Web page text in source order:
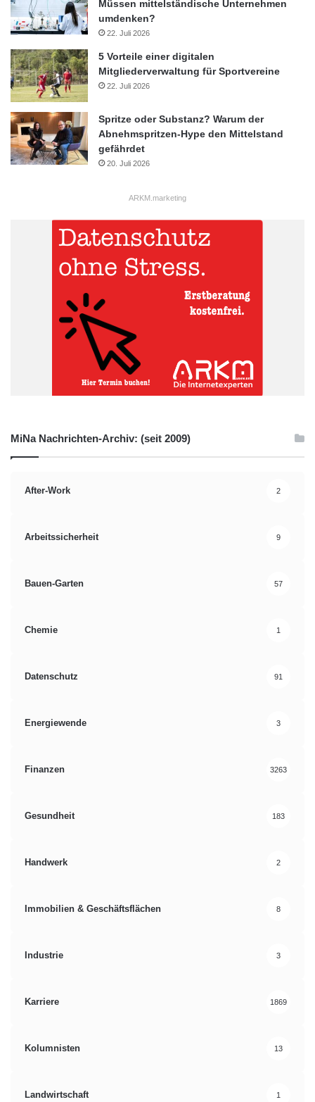
Müssen mittelständische Unternehmen
umdenken?
22. Juli 2026
5 Vorteile einer digitalen
Mitgliederverwaltung für Sportvereine
22. Juli 2026
Spritze oder Substanz? Warum der
Abnehmspritzen-Hype den Mittelstand
gefährdet
20. Juli 2026
ARKM.marketing
MiNa Nachrichten-Archiv: (seit 2009)
After-Work 2
Arbeitssicherheit 9
Bauen-Garten 57
Chemie 1
Datenschutz 91
Energiewende 3
Finanzen 3263
Gesundheit 183
Handwerk 2
Immobilien & Geschäftsflächen 8
Industrie 3
Karriere 1869
Kolumnisten 13
Landwirtschaft 1